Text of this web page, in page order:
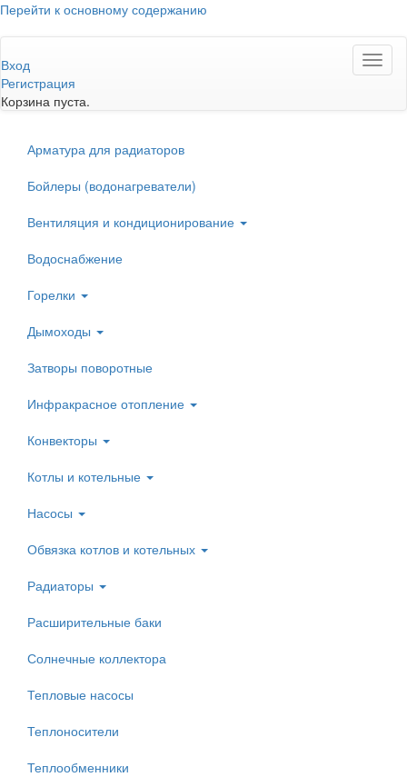
Перейти к основному содержанию
Вход
Регистрация
Корзина пуста.
Арматура для радиаторов
Бойлеры (водонагреватели)
Вентиляция и кондиционирование
Водоснабжение
Горелки
Дымоходы
Затворы поворотные
Инфракрасное отопление
Конвекторы
Котлы и котельные
Насосы
Обвязка котлов и котельных
Радиаторы
Расширительные баки
Солнечные коллектора
Тепловые насосы
Теплоносители
Теплообменники